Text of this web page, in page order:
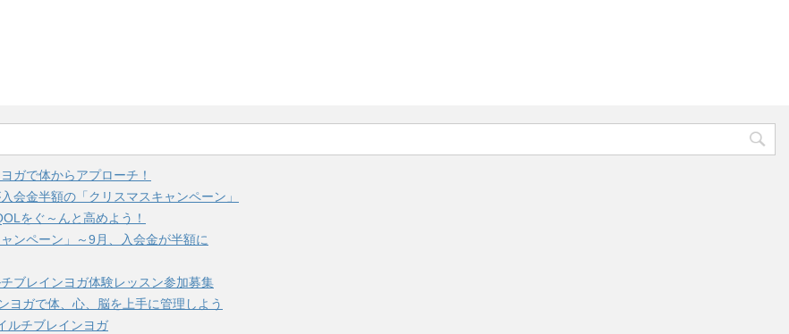
ガで体からアプローチ！
会金半額の「クリスマスキャンペーン」
をぐ～んと高めよう！
ンペーン」～9月、入会金が半額に
ブレインヨガ体験レッスン参加募集
ヨガで体、心、脳を上手に管理しよう
ルチブレインヨガ